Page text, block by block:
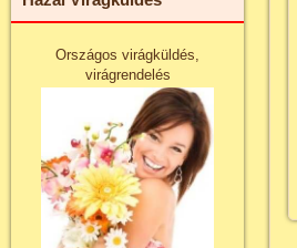
Országos virágküldés,
virágrendelés